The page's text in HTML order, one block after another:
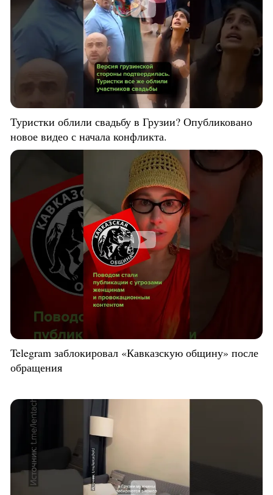
Туристки облили свадьбу в Грузии? Опубликовано
новое видео с начала конфликта.
Telegram заблокировал «Кавказскую общину» после
обращения